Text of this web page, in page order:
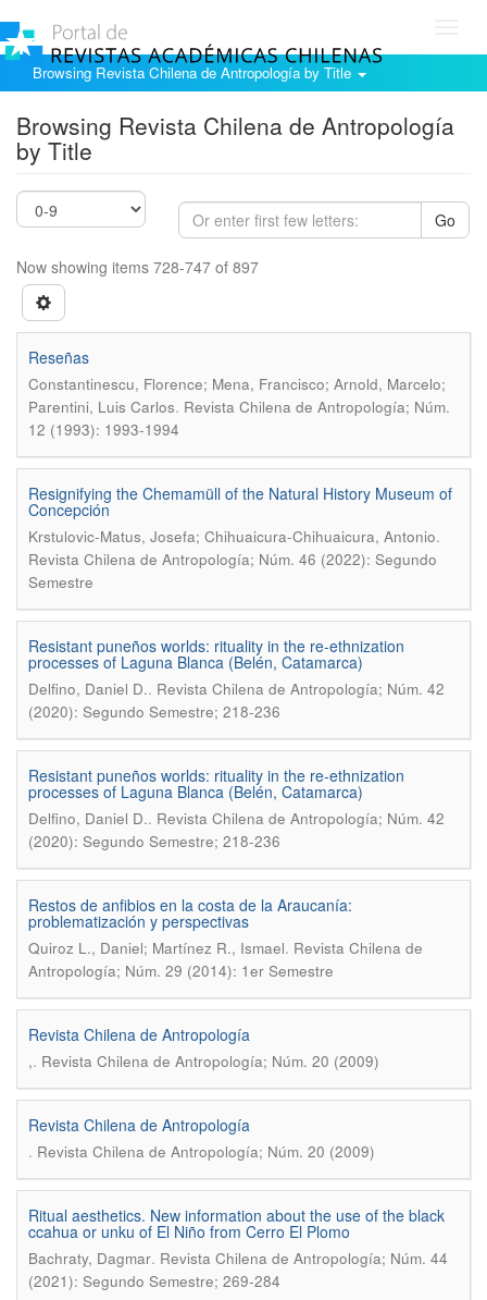
Browsing Revista Chilena de Antropología by Title
Browsing Revista Chilena de Antropología
by Title
Go
Now showing items 728-747 of 897
Reseñas
Constantinescu, Florence; Mena, Francisco; Arnold, Marcelo;
Parentini, Luis Carlos. Revista Chilena de Antropología; Núm.
12 (1993): 1993-1994
Resignifying the Chemamüll of the Natural History Museum of
Concepción
Krstulovic-Matus, Josefa; Chihuaicura-Chihuaicura, Antonio.
Revista Chilena de Antropología; Núm. 46 (2022): Segundo
Semestre
Resistant puneños worlds: rituality in the re-ethnization
processes of Laguna Blanca (Belén, Catamarca)
Delfino, Daniel D.. Revista Chilena de Antropología; Núm. 42
(2020): Segundo Semestre; 218-236
Resistant puneños worlds: rituality in the re-ethnization
processes of Laguna Blanca (Belén, Catamarca)
Delfino, Daniel D.. Revista Chilena de Antropología; Núm. 42
(2020): Segundo Semestre; 218-236
Restos de anfibios en la costa de la Araucanía:
problematización y perspectivas
Quiroz L., Daniel; Martínez R., Ismael. Revista Chilena de
Antropología; Núm. 29 (2014): 1er Semestre
Revista Chilena de Antropología
,. Revista Chilena de Antropología; Núm. 20 (2009)
Revista Chilena de Antropología
. Revista Chilena de Antropología; Núm. 20 (2009)
Ritual aesthetics. New information about the use of the black
ccahua or unku of El Niño from Cerro El Plomo
Bachraty, Dagmar. Revista Chilena de Antropología; Núm. 44
(2021): Segundo Semestre; 269-284